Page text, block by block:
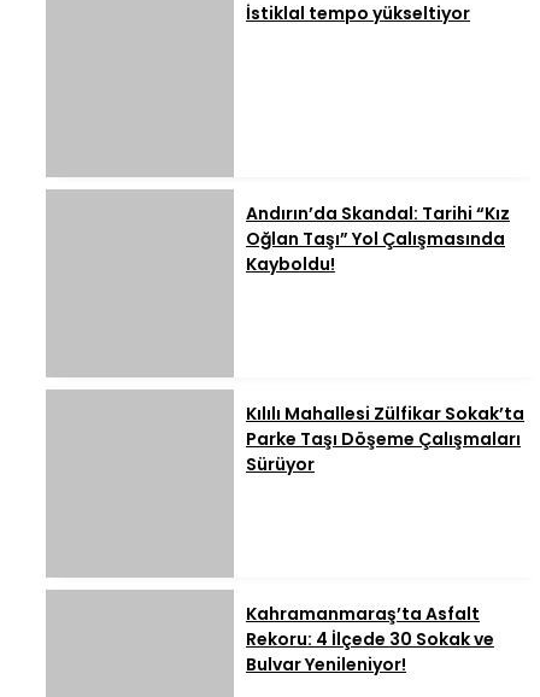
İstiklal tempo yükseltiyor
Andırın’da Skandal: Tarihi “Kız
Oğlan Taşı” Yol Çalışmasında
Kayboldu!
Kılılı Mahallesi Zülfikar Sokak’ta
Parke Taşı Döşeme Çalışmaları
Sürüyor
Kahramanmaraş’ta Asfalt
Rekoru: 4 İlçede 30 Sokak ve
Bulvar Yenileniyor!